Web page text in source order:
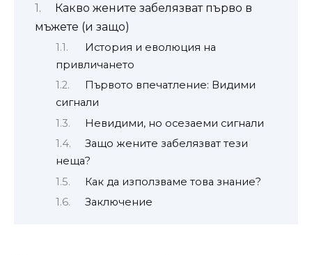
Какво жените забелязват първо в
мъжете (и защо)
История и еволюция на
привличането
Първото впечатление: Видими
сигнали
Невидими, но осезаеми сигнали
Защо жените забелязват тези
неща?
Как да използваме това знание?
Заключение